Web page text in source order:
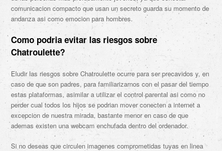
comunicacion compacto que usan un secreto guarda su momento de
andanza asi­ como emocion para hombres.
Como podria evitar las riesgos sobre
Chatroulette?
Eludir las riesgos sobre Chatroulette ocurre para ser precavidos y, en
caso de que son padres, para familiarizarnos con el pasar del tiempo
estas plataformas, asimilar a utilizar el control parental asi­ como no
perder cual todos los hijos se podri­an mover conecten a internet a
excepcion de nuestra mirada, bastante menor en caso de que
ademas existen una webcam enchufada dentro del ordenador.
Si no deseas que circulen imagenes comprometidas tuyas en linea